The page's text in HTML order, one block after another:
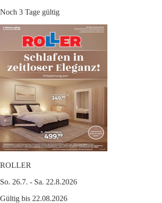
Noch 3 Tage gültig
ROLLER
So. 26.7. - Sa. 22.8.2026
Gültig bis 22.08.2026